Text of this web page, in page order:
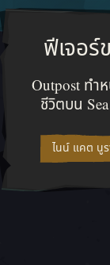
อที่คู่ควรให้เข้าร่วม
ลี่ยงความตายที่ไม่
ฟีเจอร์
Outpost ทำ
ชีวิตบน
ไนน์ แคต นูร